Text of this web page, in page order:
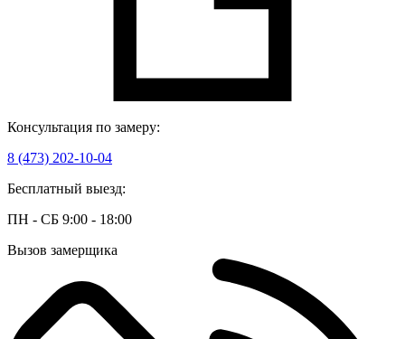
Консультация по замеру:
8 (473) 202-10-04
Бесплатный выезд:
ПН - СБ 9:00 - 18:00
Вызов замерщика